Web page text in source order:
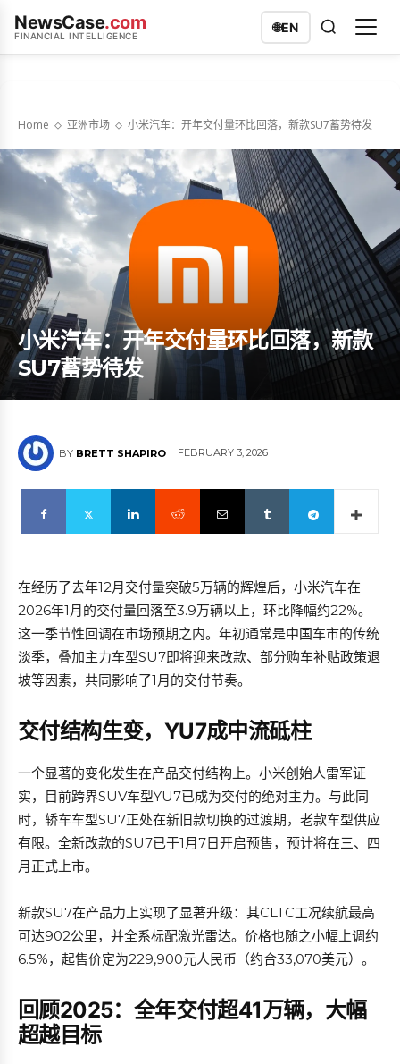
NewsCase.com
FINANCIAL INTELLIGENCE
🌐EN
Home 亚洲市场 小米汽车：开年交付量环比回落，新款SU7蓄势待发
小米汽车：开年交付量环比回落，新款
SU7蓄势待发
BY BRETT SHAPIRO FEBRUARY 3, 2026
在经历了去年12月交付量突破5万辆的辉煌后，小米汽车在
2026年1月的交付量回落至3.9万辆以上，环比降幅约22%。
这一季节性回调在市场预期之内。年初通常是中国车市的传统
淡季，叠加主力车型SU7即将迎来改款、部分购车补贴政策退
坡等因素，共同影响了1月的交付节奏。
交付结构生变，YU7成中流砥柱
一个显著的变化发生在产品交付结构上。小米创始人雷军证
实，目前跨界SUV车型YU7已成为交付的绝对主力。与此同
时，轿车车型SU7正处在新旧款切换的过渡期，老款车型供应
有限。全新改款的SU7已于1月7日开启预售，预计将在三、四
月正式上市。
新款SU7在产品力上实现了显著升级：其CLTC工况续航最高
可达902公里，并全系标配激光雷达。价格也随之小幅上调约
6.5%，起售价定为229,900元人民币（约合33,070美元）。
回顾2025：全年交付超41万辆，大幅
超越目标